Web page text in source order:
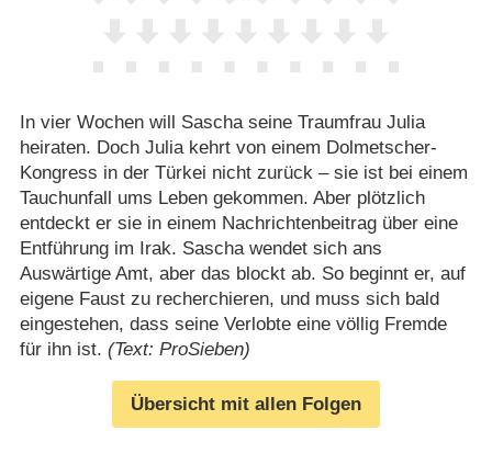
In vier Wochen will Sascha seine Traumfrau Julia
heiraten. Doch Julia kehrt von einem Dolmetscher-
Kongress in der Türkei nicht zurück – sie ist bei einem
Tauchunfall ums Leben gekommen. Aber plötzlich
entdeckt er sie in einem Nachrichtenbeitrag über eine
Entführung im Irak. Sascha wendet sich ans
Auswärtige Amt, aber das blockt ab. So beginnt er, auf
eigene Faust zu recherchieren, und muss sich bald
eingestehen, dass seine Verlobte eine völlig Fremde
für ihn ist. (Text: ProSieben)
Übersicht mit allen Folgen